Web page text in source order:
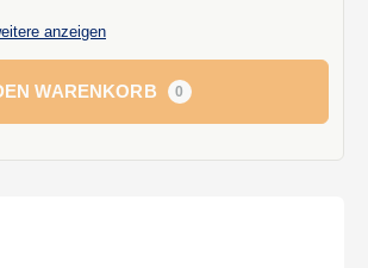
anzeigen
WARENKORB 0